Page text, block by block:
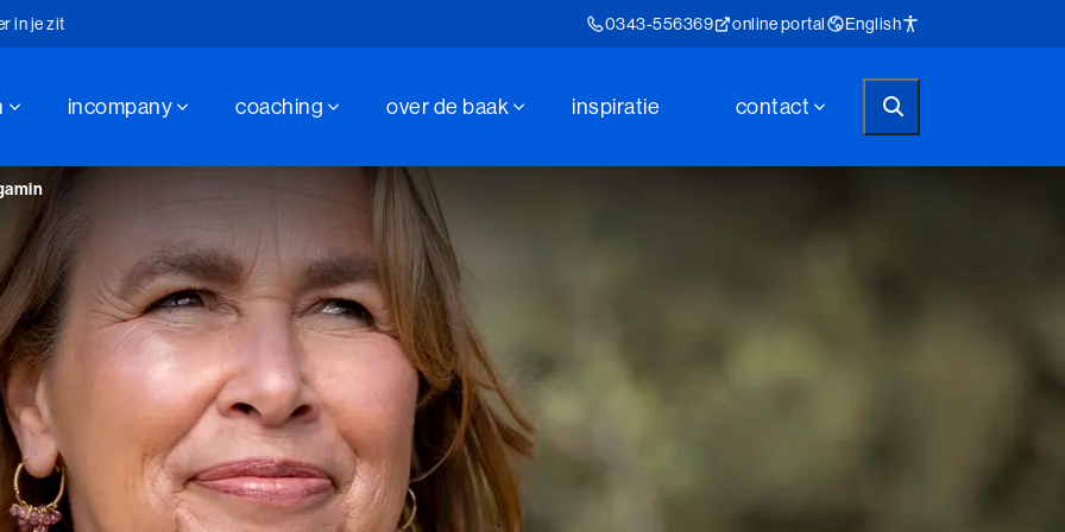
in je zit
sinds 1947
in je zit
0343-556369 online portal English
incompany coaching over de baak inspiratie contact